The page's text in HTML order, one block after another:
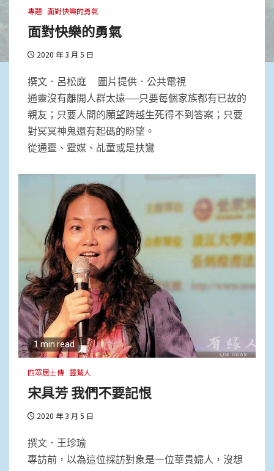
心和平，才有真正的生態永續
要把心醫好，就要離相
在覺性上無一立錐之地
專題 面對快樂的勇氣
面對快樂的勇氣
2020 年 3 月 5 日
撰文．呂松庭 圖片提供．公共電視
通靈沒有離開人群太遠──只要每個家族都有已故的
親友；只要人間的願望跨越生死得不到答案；只要
對冥冥神鬼還有起碼的盼望。
從通靈、靈媒、乩童或是扶鸞
1 min read
四眾居士傳 靈鷲人
宋具芳 我們不要記恨
2020 年 3 月 5 日
撰文．王珍瑜
專訪前，以為這位採訪對象是一位華貴婦人，沒想